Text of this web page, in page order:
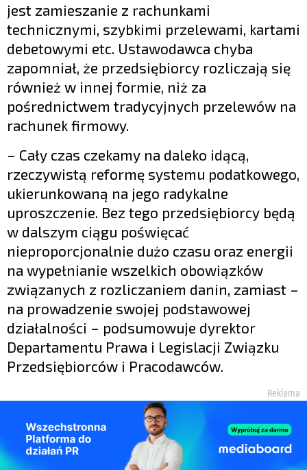
jest zamieszanie z rachunkami
technicznymi, szybkimi przelewami, kartami
debetowymi etc. Ustawodawca chyba
zapomniał, że przedsiębiorcy rozliczają się
również w innej formie, niż za
pośrednictwem tradycyjnych przelewów na
rachunek firmowy.
– Cały czas czekamy na daleko idącą,
rzeczywistą reformę systemu podatkowego,
ukierunkowaną na jego radykalne
uproszczenie. Bez tego przedsiębiorcy będą
w dalszym ciągu poświęcać
nieproporcjonalnie dużo czasu oraz energii
na wypełnianie wszelkich obowiązków
związanych z rozliczaniem danin, zamiast –
na prowadzenie swojej podstawowej
działalności – podsumowuje dyrektor
Departamentu Prawa i Legislacji Związku
Przedsiębiorców i Pracodawców.
Reklama